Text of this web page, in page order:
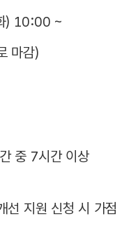
) 10:00 ~
마감)
중 7시간 이상
선 지원 신청 시 가점